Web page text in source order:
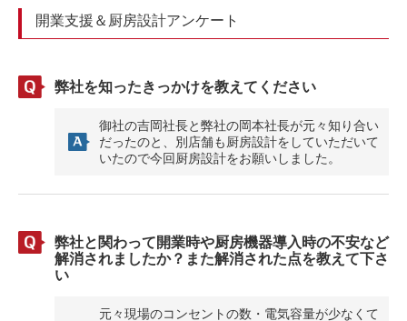
開業支援＆厨房設計アンケート
弊社を知ったきっかけを教えてください
御社の吉岡社長と弊社の岡本社長が元々知り合い
だったのと、別店舗も厨房設計をしていただいて
いたので今回厨房設計をお願いしました。
弊社と関わって開業時や厨房機器導入時の不安など
解消されましたか？また解消された点を教えて下さ
い
元々現場のコンセントの数・電気容量が少なくて